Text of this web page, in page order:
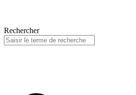
Rechercher